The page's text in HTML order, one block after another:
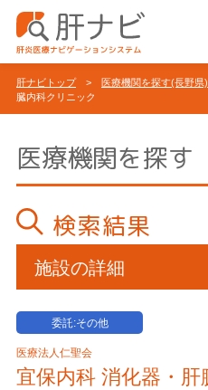
肝ナビトップ> 医療機関を探す(長野県)
臓内科クリニック
医療機関を探す
検索結果
施設の詳細
委託:その他
医療法人仁聖会
宜保内科 消化器・